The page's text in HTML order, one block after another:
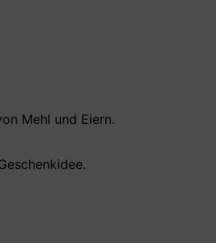
Mehl und Eiern.